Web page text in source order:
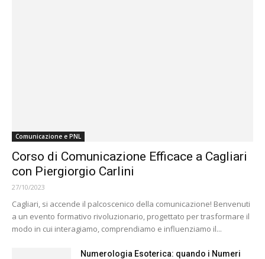
Comunicazione e PNL
Corso di Comunicazione Efficace a Cagliari
con Piergiorgio Carlini
27/10/2023
Cagliari, si accende il palcoscenico della comunicazione! Benvenuti
a un evento formativo rivoluzionario, progettato per trasformare il
modo in cui interagiamo, comprendiamo e influenziamo il...
Numerologia Esoterica: quando i Numeri